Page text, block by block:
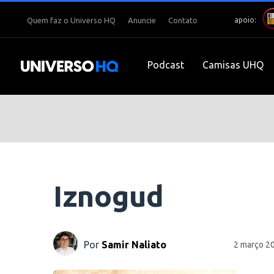
Quem faz o Universo HQ Anuncie Contato apoio:
Podcast Camisas UHQ
Iznogud
Por Samir Naliato 2 março